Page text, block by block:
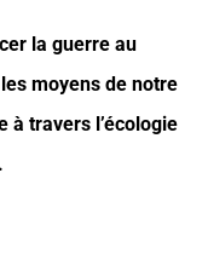
la guerre au
moyens de notre
à travers l’écologie